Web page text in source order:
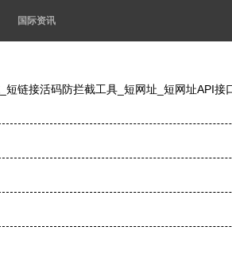
国际资讯
链接活码防拦截工具_短网址_短网址API